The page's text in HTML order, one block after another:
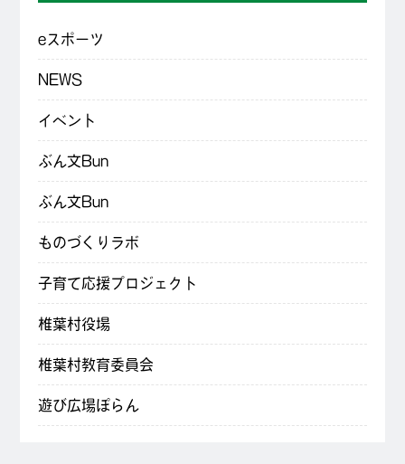
eスポーツ
NEWS
イベント
ぶん文Bun
ぶん文Bun
ものづくりラボ
子育て応援プロジェクト
椎葉村役場
椎葉村教育委員会
遊び広場ぽらん